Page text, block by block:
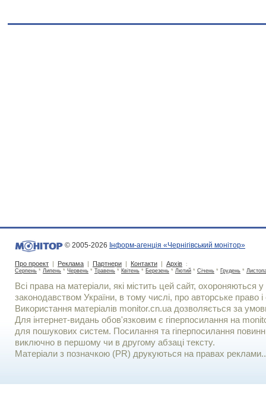
© 2005-2026 Інформ-агенція «Чернігівський монітор»
Про проект | Реклама | Партнери | Контакти | Архів :
Серпень * Липень * Червень * Травень * Квітень * Березень * Лютий * Січень * Грудень *
Всі права на матеріали, які містить цей сайт, охороняються у
законодавством України, в тому числі, про авторське право і
Використання матерiалiв monitor.cn.ua дозволяється за
Для iнтернет-видань обов'язковим є гiперпосилання на
для пошукових систем. Посилання та гіперпосилання
виключно в першому чи в другому абзаці тексту.
Матеріали з позначкою (PR) друкуються на правах реклами..